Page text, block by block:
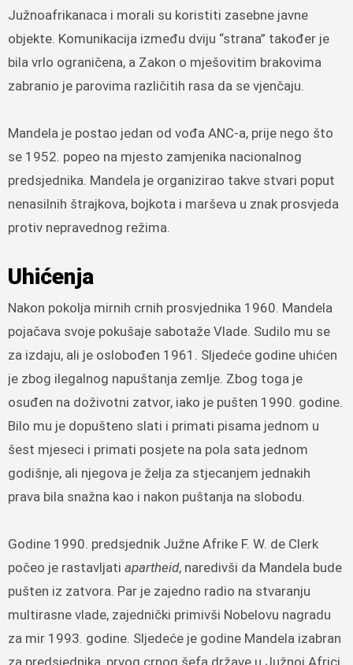
Južnoafrikanaca i morali su koristiti zasebne javne
objekte. Komunikacija između dviju “strana” također je
bila vrlo ograničena, a Zakon o mješovitim brakovima
zabranio je parovima različitih rasa da se vjenčaju.
Mandela je postao jedan od vođa ANC-a, prije nego što
se 1952. popeo na mjesto zamjenika nacionalnog
predsjednika. Mandela je organizirao takve stvari poput
nenasilnih štrajkova, bojkota i marševa u znak prosvjeda
protiv nepravednog režima.
Uhićenja
Nakon pokolja mirnih crnih prosvjednika 1960. Mandela
pojačava svoje pokušaje sabotaže Vlade. Sudilo mu se
za izdaju, ali je oslobođen 1961. Sljedeće godine uhićen
je zbog ilegalnog napuštanja zemlje. Zbog toga je
osuđen na doživotni zatvor, iako je pušten 1990. godine.
Bilo mu je dopušteno slati i primati pisama jednom u
šest mjeseci i primati ​​posjete na pola sata jednom
godišnje, ali njegova je želja za stjecanjem jednakih
prava bila snažna kao i nakon puštanja na slobodu.
Godine 1990. predsjednik Južne Afrike F. W. de Clerk
počeo je rastavljati apartheid, naredivši da Mandela bude
pušten iz zatvora. Par je zajedno radio na stvaranju
multirasne vlade, zajednički primivši Nobelovu nagradu
za mir 1993. godine. Sljedeće je godine Mandela izabran